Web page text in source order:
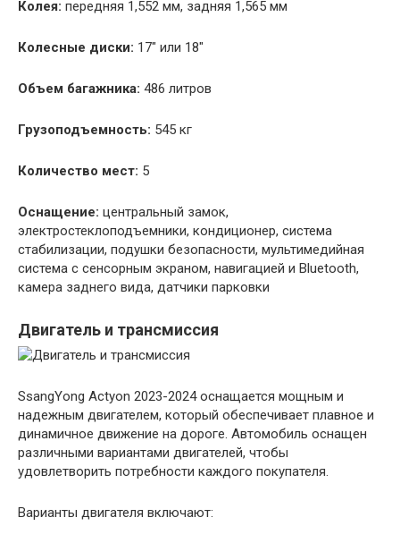
Колея: передняя 1,552 мм, задняя 1,565 мм
Колесные диски: 17″ или 18″
Объем багажника: 486 литров
Грузоподъемность: 545 кг
Количество мест: 5
Оснащение: центральный замок,
электростеклоподъемники, кондиционер, система
стабилизации, подушки безопасности, мультимедийная
система с сенсорным экраном, навигацией и Bluetooth,
камера заднего вида, датчики парковки
Двигатель и трансмиссия
SsangYong Actyon 2023-2024 оснащается мощным и
надежным двигателем, который обеспечивает плавное и
динамичное движение на дороге. Автомобиль оснащен
различными вариантами двигателей, чтобы
удовлетворить потребности каждого покупателя.
Варианты двигателя включают: